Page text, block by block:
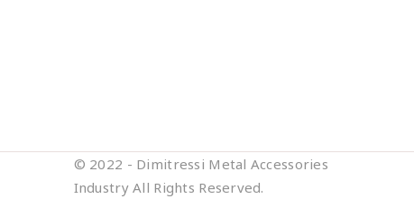
© 2022 - Dimitressi Metal Accessories
Industry All Rights Reserved.